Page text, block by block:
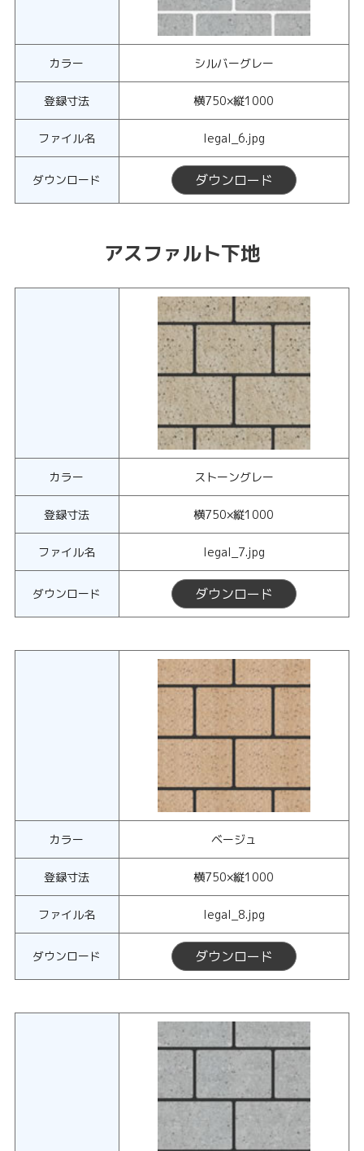
カラー シルバーグレー
登録寸法 横750×縦1000
ファイル名 legal_6.jpg
ダウンロード ダウンロード
アスファルト下地
カラー ストーングレー
登録寸法 横750×縦1000
ファイル名 legal_7.jpg
ダウンロード ダウンロード
カラー ベージュ
登録寸法 横750×縦1000
ファイル名 legal_8.jpg
ダウンロード ダウンロード